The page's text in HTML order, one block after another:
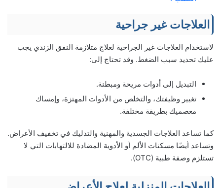
العلاجات غير جراحية
لاستخدام العلاجات غير الجراحية لعلاج متلازمة النفق الزندي يجب
عليك تحديد سبب الضغط. وقد تحتاج إلى:
التبديل إلى أدوات مريحة ومبطنة.
تغيير وظيفتك، والتخلص من الأدوات المهتزة، وإمساك
معصميك بطريقة مختلفة.
كما تساعد العلاجات الجسدية والمهنية والتدليك في تخفيف الأعراض.
وتساعد أيضًا مسكنات الألم أو الأدوية المضادة للالتهابات التي لا
تستلزم وصفة طبية (OTC).